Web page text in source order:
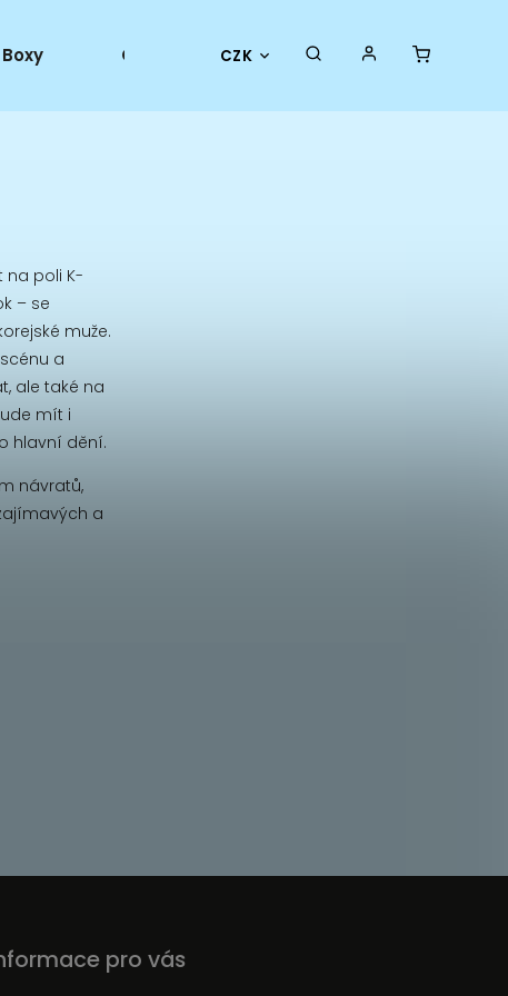
CZK
Collector goods Oficiální merch
na poli K-
– se
muže.
a
ale také na
mít i
hlavní dění.
návratů,
a
pro vás